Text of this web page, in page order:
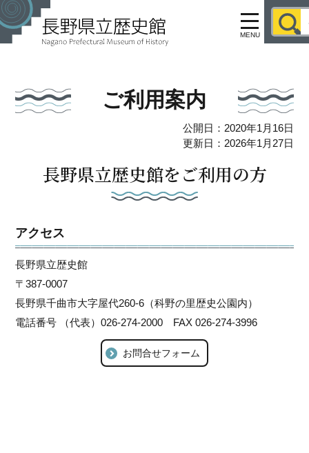
MENU
ご利用案内
公開日：2020年1月16日
更新日：2026年1月27日
長野県立歴史館をご利用の方
アクセス
長野県立歴史館
〒387-0007
長野県千曲市大字屋代260-6（科野の里歴史公園内）
電話番号 （代表）026-274-2000 FAX 026-274-3996
お問合せフォーム